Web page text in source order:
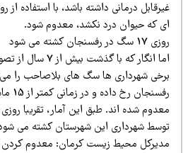
درمانی داشته باشد، با استفاده از روش
که حیوان درد نکشد، معدوم شود.
اما انگار که با گذشت بیش از
شهرداری ها سگ های بلاصاحب را می
شهرداری این شهرستان کشته می شود.
محیط زیست کرمان: معدوم کردن